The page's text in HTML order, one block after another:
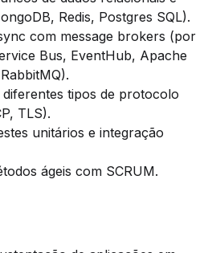
Redis, Postgres SQL).
com message brokers (por
Bus, EventHub, Apache
tipos de protocolo
TLS).
unitários e integração
ágeis com SCRUM.